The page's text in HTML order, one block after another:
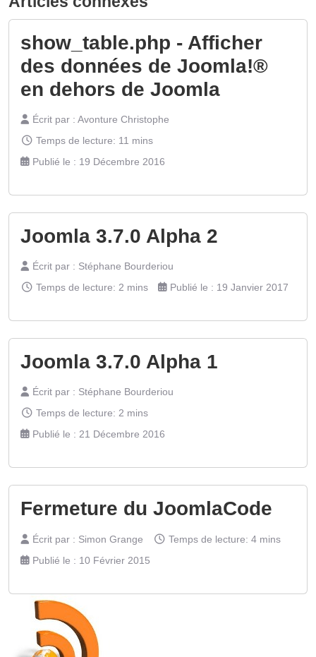
show_table.php - Afficher
des données de Joomla!®
en dehors de Joomla
Écrit par : Avonture Christophe
Temps de lecture: 11 mins
Publié le : 19 Décembre 2016
Joomla 3.7.0 Alpha 2
Écrit par : Stéphane Bourderiou
Temps de lecture: 2 mins
Publié le : 19 Janvier 2017
Joomla 3.7.0 Alpha 1
Écrit par : Stéphane Bourderiou
Temps de lecture: 2 mins
Publié le : 21 Décembre 2016
Fermeture du JoomlaCode
Écrit par : Simon Grange
Temps de lecture: 4 mins
Publié le : 10 Février 2015